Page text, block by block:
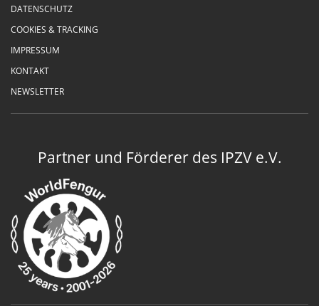
DATENSCHUTZ
COOKIES & TRACKING
IMPRESSUM
KONTAKT
NEWSLETTER
Partner und Förderer des IPZV e.V.